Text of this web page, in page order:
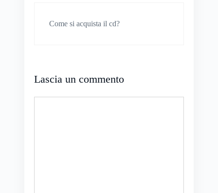
Come si acquista il cd?
Lascia un commento